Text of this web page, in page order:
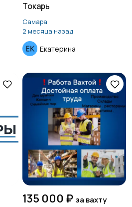
Юриспруденция
Токарь
Самара
2 месяца назад
Екатерина
135 000 ₽ за вахту